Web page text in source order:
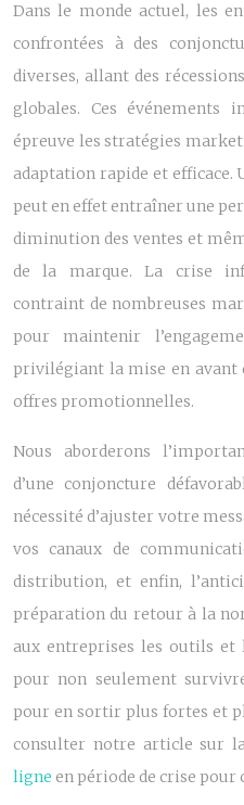
Dans le monde actuel, les
confrontées à des
diverses, allant des
globales. Ces événements
épreuve les stratégies
adaptation rapide et efficace.
peut en effet entraîner une
diminution des ventes et
de la marque. La crise
contraint de nombreuses
pour maintenir
privilégiant la mise en
offres promotionnelles.
Nous aborderons
d’une conjoncture
nécessité d’ajuster votre
vos canaux de
distribution, et enfin,
préparation du retour à la
aux entreprises les outils et
pour non seulement
pour en sortir plus fortes et
consulter notre article sur
ligne en période de crise